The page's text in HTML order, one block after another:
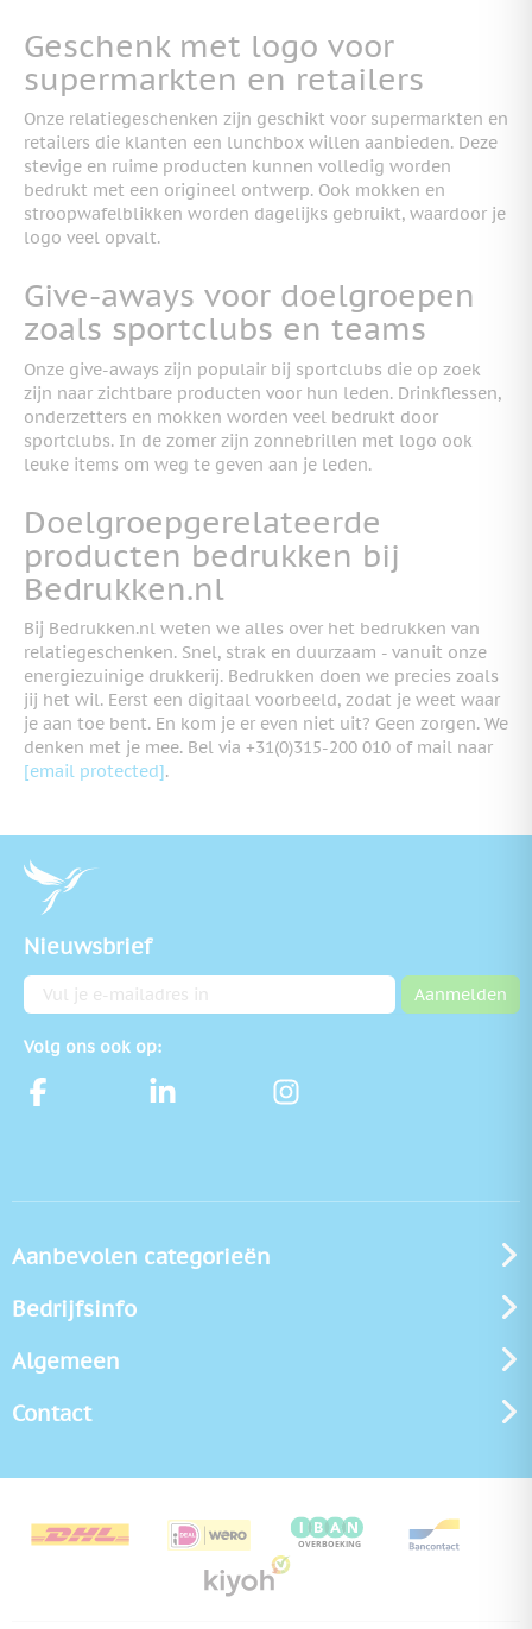
Geschenk met logo voor
supermarkten en retailers
Onze relatiegeschenken zijn geschikt voor supermarkten en
retailers die klanten een lunchbox willen aanbieden. Deze
stevige en ruime producten kunnen volledig worden
bedrukt met een origineel ontwerp. Ook mokken en
stroopwafelblikken worden dagelijks gebruikt, waardoor je
logo veel opvalt.
Give-aways voor doelgroepen
zoals sportclubs en teams
Onze give-aways zijn populair bij sportclubs die op zoek
zijn naar zichtbare producten voor hun leden. Drinkflessen,
onderzetters en mokken worden veel bedrukt door
sportclubs. In de zomer zijn zonnebrillen met logo ook
leuke items om weg te geven aan je leden.
Doelgroepgerelateerde
producten bedrukken bij
Bedrukken.nl
Bij Bedrukken.nl weten we alles over het bedrukken van
relatiegeschenken. Snel, strak en duurzaam - vanuit onze
energiezuinige drukkerij. Bedrukken doen we precies zoals
jij het wil. Eerst een digitaal voorbeeld, zodat je weet waar
je aan toe bent. En kom je er even niet uit? Geen zorgen. We
denken met je mee. Bel via +31(0)315-200 010 of mail naar
[email protected].
Nieuwsbrief
E-mailadres Aanmelden
Volg ons ook op:
Aanbevolen categorieën
Bedrijfsinfo
Algemeen
Contact